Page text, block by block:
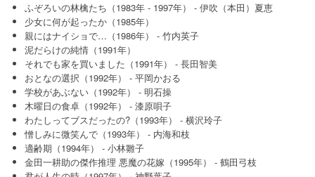
ふぞろいの林檎たち（1983年 - 1997年） - 伊吹（本田）夏恵
少女に何が起ったか（1985年）
親にはナイショで…（1986年） - 竹内英子
泥だらけの純情（1991年）
それでも家を買いました（1991年） - 長田智美
おとなの選択（1992年） - 平岡かおる
学校があぶない（1992年） - 明石操
木曜日の食卓（1992年） - 漆原唄子
わたしってブスだったの?（1993年） - 横沢玲子
憎しみに微笑んで（1993年） - 内海和枝
適齢期（1994年） - 小林雛子
金田一耕助の傑作推理 悪魔の花嫁（1995年） - 鶴田弓枝